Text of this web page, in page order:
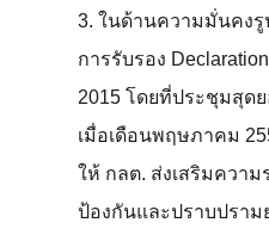
3. ในด้านความมั่นคง
การรับรอง
2015 โดยที่ประชุมสุด
เมื่อเดือนพฤษภาคม
ให้ กลต. ส่งเสริมควา
ป้องกันและปราบปราม